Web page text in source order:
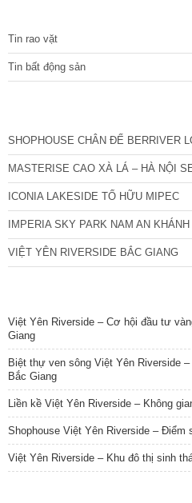
Tin rao vặt
Tin bất động sản
SHOPHOUSE CHÂN ĐẾ BERRIVER
MASTERISE CAO XÀ LÁ – HÀ NỘI
ICONIA LAKESIDE TỐ HỮU MIPEC
IMPERIA SKY PARK NAM AN KHÁNH
VIỆT YÊN RIVERSIDE BẮC GIANG
Việt Yên Riverside – Cơ hội đầu tư
Giang
Biệt thự ven sông Việt Yên Riverside
Bắc Giang
Liền kề Việt Yên Riverside – Không
Shophouse Việt Yên Riverside –
Việt Yên Riverside – Khu đô thị sinh